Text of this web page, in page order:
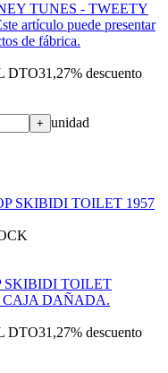
TUNES - TWEETY
artículo puede presentar
de fábrica.
DTO31,27% descuento
+ unidad
SKIBIDI TOILET
CAJA DAÑADA.
DTO31,27% descuento